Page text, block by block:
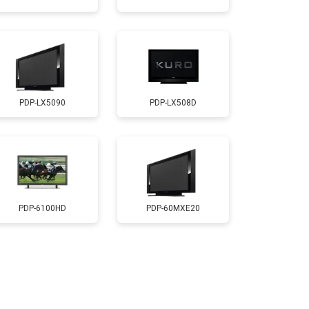
5200 ₽ Заказать
3100 ₽
3700 ₽ Заказать
5500 ₽ Заказать
3900 ₽
PDP-LX5090 PDP-LX508D
PDP-6100HD PDP-60MXE20